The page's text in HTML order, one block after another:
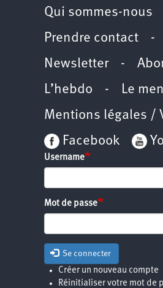
Qui sommes-nous
Prendre contact -
Newsletter -
L’hebdo - Le
Mentions légales /
Facebook
Username
Mot de passe
Se connecter
Créer un nouveau compte
Réinitialiser votre mot de